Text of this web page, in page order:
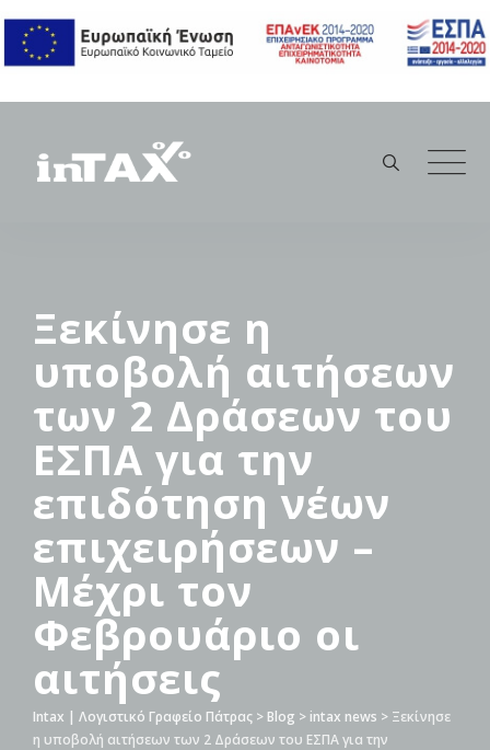
content
Ξεκίνησε η
υποβολή αιτήσεων
των 2 Δράσεων του
ΕΣΠΑ για την
επιδότηση νέων
επιχειρήσεων –
Μέχρι τον
Φεβρουάριο οι
αιτήσεις
Intax | Λογιστικό Γραφείο Πάτρας > Blog > intax news > Ξεκίνησε
η υποβολή αιτήσεων των 2 Δράσεων του ΕΣΠΑ για την